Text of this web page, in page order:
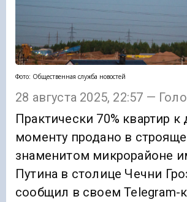
Фото: Общественная служба новостей
28 августа 2025, 22:57 —
Практически 70% квартир к
моменту продано в
знаменитом микрорайоне
Путина в столице Чечни
сообщил в своем Telegram-